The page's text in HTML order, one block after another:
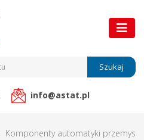
Szukaj
info@astat.pl
Komponenty automatyki